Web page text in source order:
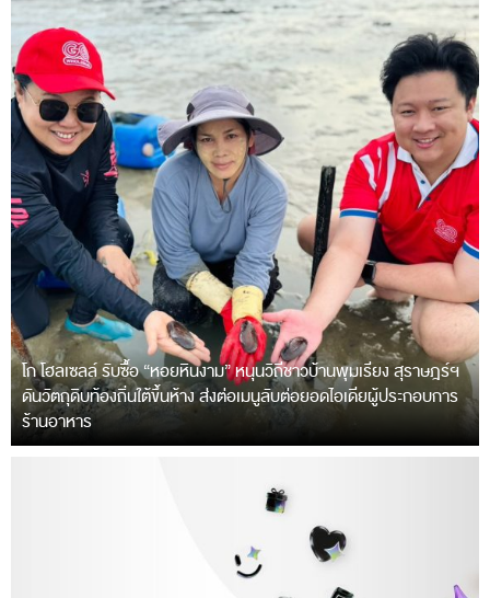
โก โฮลเซลล์ รับซื้อ “หอยหินงาม” หนุนวิถีชาวบ้านพุมเรียง สุราษฎร์ฯ
ดันวัตถุดิบท้องถิ่นใต้ขึ้นห้าง ส่งต่อเมนูลับต่อยอดไอเดียผู้ประกอบการ
ร้านอาหาร